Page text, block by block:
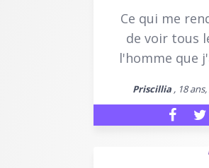
Ce qui me
de voir tous
l'homme que
Priscillia, 18 ans,